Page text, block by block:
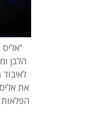
הלבן
את
הפלאות